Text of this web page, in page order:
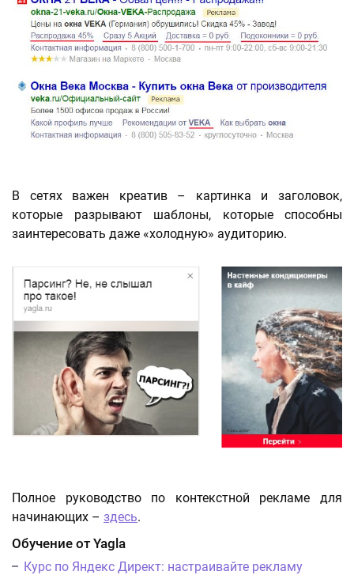
В сетях важен креатив – картинка и заголовок,
которые разрывают шаблоны, которые способны
заинтересовать даже «холодную» аудиторию.
Полное руководство по контекстной рекламе для
начинающих – здесь.
Обучение от Yagla
Курс по Яндекс Директ: настраивайте рекламу